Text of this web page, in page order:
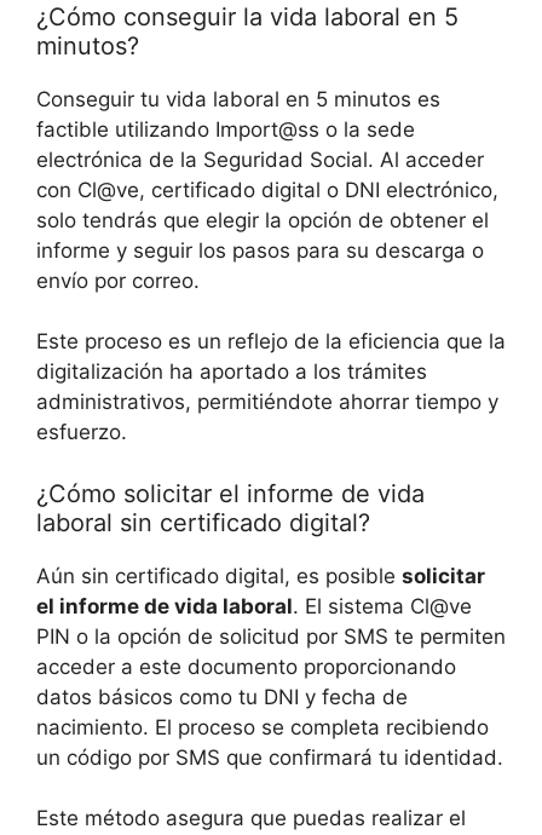
¿Cómo conseguir la vida laboral en 5
minutos?
Conseguir tu vida laboral en 5 minutos es
factible utilizando Import@ss o la sede
electrónica de la Seguridad Social. Al acceder
con Cl@ve, certificado digital o DNI electrónico,
solo tendrás que elegir la opción de obtener el
informe y seguir los pasos para su descarga o
envío por correo.
Este proceso es un reflejo de la eficiencia que la
digitalización ha aportado a los trámites
administrativos, permitiéndote ahorrar tiempo y
esfuerzo.
¿Cómo solicitar el informe de vida
laboral sin certificado digital?
Aún sin certificado digital, es posible solicitar
el informe de vida laboral. El sistema Cl@ve
PIN o la opción de solicitud por SMS te permiten
acceder a este documento proporcionando
datos básicos como tu DNI y fecha de
nacimiento. El proceso se completa recibiendo
un código por SMS que confirmará tu identidad.
Este método asegura que puedas realizar el